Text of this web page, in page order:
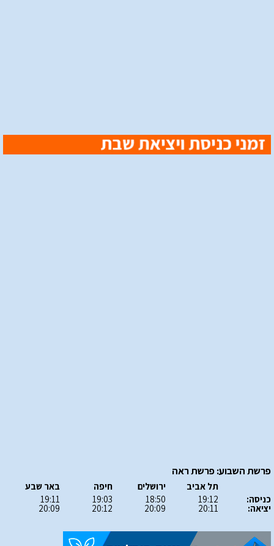
פרשת השבוע: פרשת ראה
כניסה:
יציאה:
תל אביב
19:12
20:11
ירושלים
18:50
20:09
חיפה
19:03
20:12
באר שבע
19:11
20:09